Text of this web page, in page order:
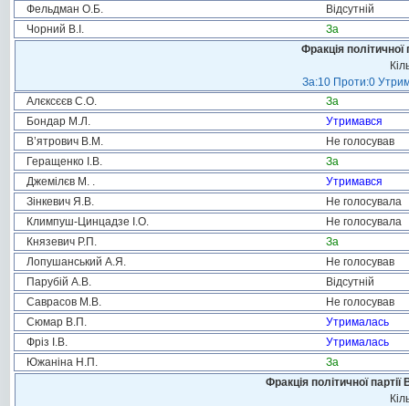
Фельдман О.Б.
Відсутній
Чорний В.І.
За
Фракція
За:10 Проти:0
Алєксєєв С.О.
За
Бондар М.Л.
Утримався
В’ятрович В.М.
Не голосував
Геращенко І.В.
За
Джемілєв М. .
Утримався
Зінкевич Я.В.
Не голосувала
Климпуш-Цинцадзе І.О.
Не голосувала
Князевич Р.П.
За
Лопушанський А.Я.
Не голосував
Парубій А.В.
Відсутній
Саврасов М.В.
Не голосував
Сюмар В.П.
Утрималась
Фріз І.В.
Утрималась
Южаніна Н.П.
За
Фракція політичної